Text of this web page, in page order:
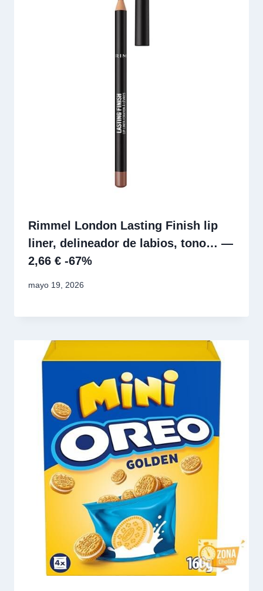
Rimmel London Lasting Finish lip
liner, delineador de labios, tono… —
2,66 € -67%
mayo 19, 2026